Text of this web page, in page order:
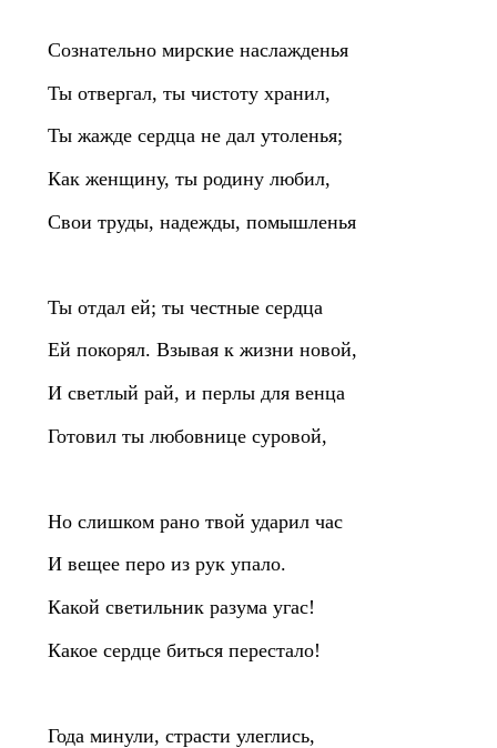
Сознательно мирские наслажденья
Ты отвергал, ты чистоту хранил,
Ты жажде сердца не дал утоленья;
Как женщину, ты родину любил,
Свои труды, надежды, помышленья
Ты отдал ей; ты честные сердца
Ей покорял. Взывая к жизни новой,
И светлый рай, и перлы для венца
Готовил ты любовнице суровой,
Но слишком рано твой ударил час
И вещее перо из рук упало.
Какой светильник разума угас!
Какое сердце биться перестало!
Года минули, страсти улеглись,